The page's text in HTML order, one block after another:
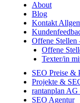
About
Blog
Kontakt
Offene
Offene
Texter/in
SEO Preise &
Projekte &
rantanplan AG
SEO Agentur